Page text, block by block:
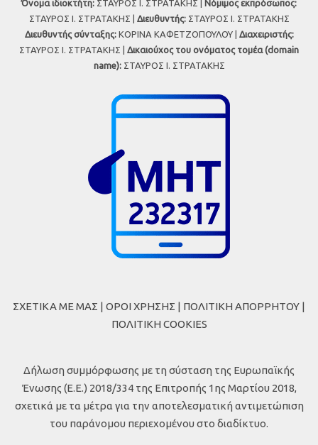
Όνομα ιδιοκτήτη: ΣΤΑΥΡΟΣ Ι. ΣΤΡΑΤΑΚΗΣ | Νόμιμος εκπρόσωπος:
ΣΤΑΥΡΟΣ Ι. ΣΤΡΑΤΑΚΗΣ | Διευθυντής:ΣΤΑΥΡΟΣ Ι. ΣΤΡΑΤΑΚΗΣ
Διευθυντής σύνταξης:ΚΟΡΙΝΑ ΚΑΦΕΤΖΟΠΟΥΛΟΥ | Διαχειριστής:
ΣΤΑΥΡΟΣ Ι. ΣΤΡΑΤΑΚΗΣ | Δικαιούχος του ονόματος τομέα (domain
name):ΣΤΑΥΡΟΣ Ι. ΣΤΡΑΤΑΚΗΣ
ΣΧΕΤΙΚΑ ΜΕ ΜΑΣ | ΟΡΟΙ ΧΡΗΣΗΣ | ΠΟΛΙΤΙΚΗ ΑΠΟΡΡΗΤΟΥ |
ΠΟΛΙΤΙΚΗ COOKIES
Δήλωση συμμόρφωσης με τη σύσταση της Ευρωπαϊκής
Ένωσης (Ε.Ε.) 2018/334 της Επιτροπής 1ης Μαρτίου 2018,
σχετικά με τα μέτρα για την αποτελεσματική αντιμετώπιση
του παράνομου περιεχομένου στο διαδίκτυο.